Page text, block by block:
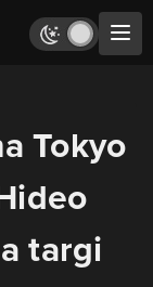
Tokyo
targi